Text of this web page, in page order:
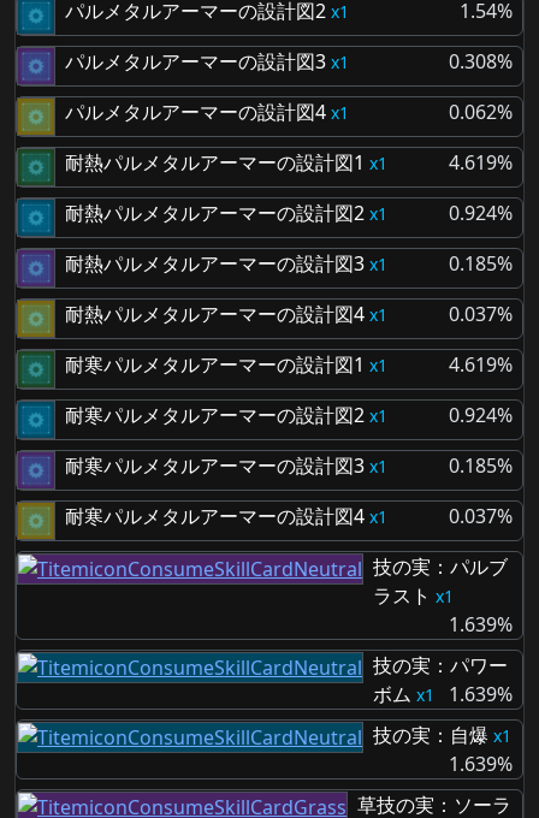
パルメタルアーマーの設計図2
1
1.54%
パルメタルアーマーの設計図3
1
0.308%
パルメタルアーマーの設計図4
1
0.062%
耐熱パルメタルアーマーの設計図1
1
4.619%
耐熱パルメタルアーマーの設計図2
1
0.924%
耐熱パルメタルアーマーの設計図3
1
0.185%
耐熱パルメタルアーマーの設計図4
1
0.037%
耐寒パルメタルアーマーの設計図1
1
4.619%
耐寒パルメタルアーマーの設計図2
1
0.924%
耐寒パルメタルアーマーの設計図3
1
0.185%
耐寒パルメタルアーマーの設計図4
1
0.037%
技の実：パルブ
ラスト
1
1.639%
技の実：パワー
ボム
1
1.639%
技の実：自爆
1
1.639%
草技の実：ソーラ